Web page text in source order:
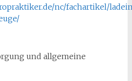
nc/fachartikel/
und allgemeine